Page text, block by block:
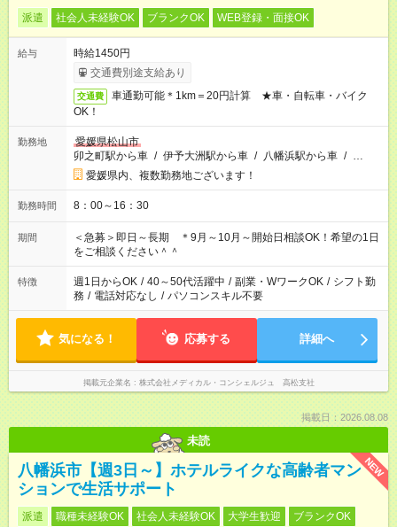
派遣 社会人未経験OK ブランクOK WEB登録・面接OK
給与
時給1450円
交通費別途支給あり
交通費
車通勤可能＊1km＝20円計算 ★車・自転車・バイク
OK！
勤務地
愛媛県松山市
卯之町駅から車 / 伊予大洲駅から車 / 八幡浜駅から車 / …
愛媛県内、複数勤務地ございます！
勤務時間 8：00～16：30
期間
＜急募＞即日～長期 ＊9月～10月～開始日相談OK！希望の1日
をご相談ください＾＾
特徴 週1日からOK / 40～50代活躍中 / 副業・WワークOK / シフト勤
務 / 電話対応なし / パソコンスキル不要
気になる！ 応募する 詳細へ
掲載元企業名 株式会社メディカル・コンシェルジュ 高松支社
掲載日：2026.08.08
未読
NEW
八幡浜市【週3日～】ホテルライクな高齢者マン
ションで生活サポート
派遣 職種未経験OK 社会人未経験OK 大学生歓迎
ブランクOK